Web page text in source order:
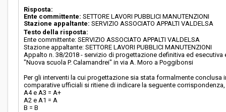
Risposta:
Ente committente: SETTORE LAVORI PUBBLICI MANUTENZIONI
Stazione appaltante: SERVIZIO ASSOCIATO APPALTI VALDELSA
Testo della risposta:
Ente committente: SERVIZIO ASSOCIATO APPALTI VALDELSA
Stazione appaltante: SETTORE LAVORI PUBBLICI MANUTENZIONI
Appalto n. 38/2018 - servizio di progettazione definitiva ed
"Nuova scuola P. Calamandrei" in via A. Moro a Poggibonsi
Per gli interventi la cui progettazione sia stata formalmente conclusa
comparative ufficiali si ritiene di indicare la seguente
A4 e A3 = A+
A2 e A1 = A
B = B